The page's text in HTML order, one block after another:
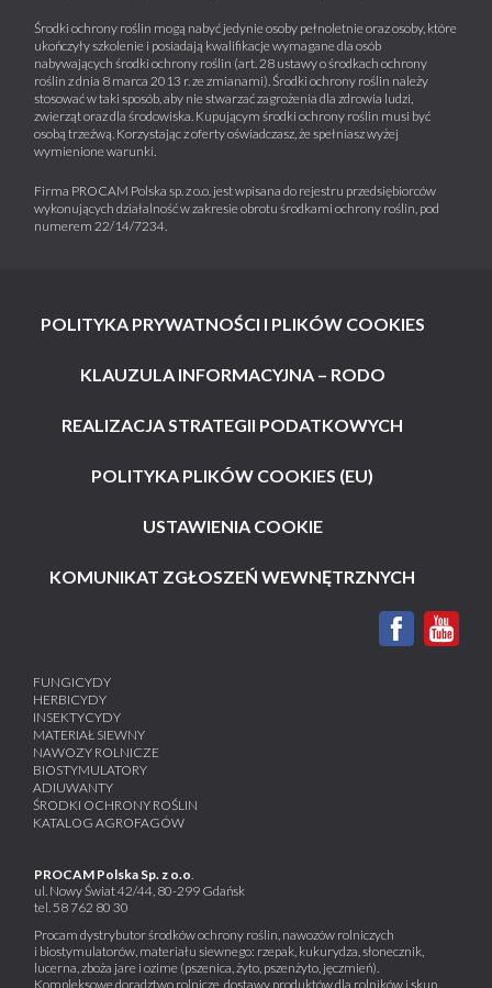
Środki ochrony roślin mogą nabyć jedynie osoby pełnoletnie oraz osoby, które
ukończyły szkolenie i posiadają kwalifikacje wymagane dla osób
nabywających środki ochrony roślin (art. 28 ustawy o środkach ochrony
roślin z dnia 8 marca 2013 r. ze zmianami). Środki ochrony roślin należy
stosować w taki sposób, aby nie stwarzać zagrożenia dla zdrowia ludzi,
zwierząt oraz dla środowiska. Kupującym środki ochrony roślin musi być
osobą trzeźwą. Korzystając z oferty oświadczasz, że spełniasz wyżej
wymienione warunki.
Firma PROCAM Polska sp. z o.o. jest wpisana do rejestru przedsiębiorców
wykonujących działalność w zakresie obrotu środkami ochrony roślin, pod
numerem 22/14/7234.
POLITYKA PRYWATNOŚCI I PLIKÓW COOKIES
KLAUZULA INFORMACYJNA – RODO
REALIZACJA STRATEGII PODATKOWYCH
POLITYKA PLIKÓW COOKIES (EU)
USTAWIENIA COOKIE
KOMUNIKAT ZGŁOSZEŃ WEWNĘTRZNYCH
FUNGICYDY
HERBICYDY
INSEKTYCYDY
MATERIAŁ SIEWNY
NAWOZY ROLNICZE
BIOSTYMULATORY
ADIUWANTY
ŚRODKI OCHRONY ROŚLIN
KATALOG AGROFAGÓW
PROCAM Polska Sp. z o.o
ul. Nowy Świat 42/44, 80-299 Gdańsk
tel. 58 762 80 30
Procam dystrybutor środków ochrony roślin, nawozów rolniczych
i biostymulatorów, materiału siewnego: rzepak, kukurydza, słonecznik,
lucerna, zboża jare i ozime (pszenica, żyto, pszenżyto, jęczmień).
Kompleksowe doradztwo rolnicze, dostawy produktów dla rolników i skup